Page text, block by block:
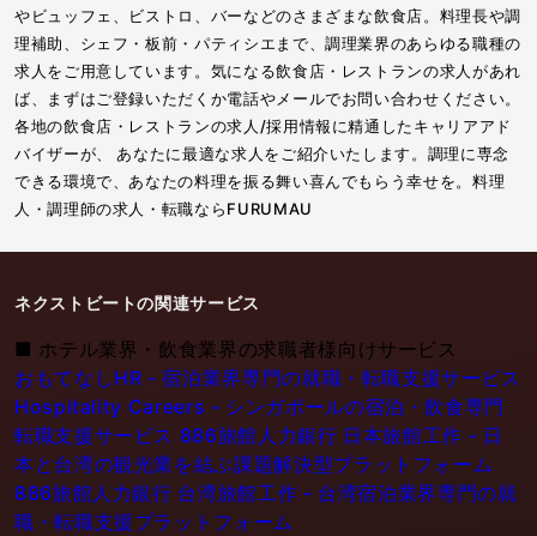
やビュッフェ、ビストロ、バーなどのさまざまな飲食店。料理長や調
理補助、シェフ・板前・パティシエまで、調理業界のあらゆる職種の
求人をご用意しています。気になる飲食店・レストランの求人があれ
ば、まずはご登録いただくか電話やメールでお問い合わせください。
各地の飲食店・レストランの求人/採用情報に精通したキャリアアド
バイザーが、 あなたに最適な求人をご紹介いたします。調理に専念
できる環境で、あなたの料理を振る舞い喜んでもらう幸せを。料理
人・調理師の求人・転職ならFURUMAU
ネクストビートの関連サービス
■ ホテル業界・飲食業界の求職者様向けサービス
おもてなしHR - 宿泊業界専門の就職・転職支援サービス
Hospitality Careers - シンガポールの宿泊・飲食専門
転職支援サービス 886旅館人力銀行 日本旅館工作 - 日
本と台湾の観光業を結ぶ課題解決型プラットフォーム
886旅館人力銀行 台湾旅館工作 - 台湾宿泊業界専門の就
職・転職支援プラットフォーム